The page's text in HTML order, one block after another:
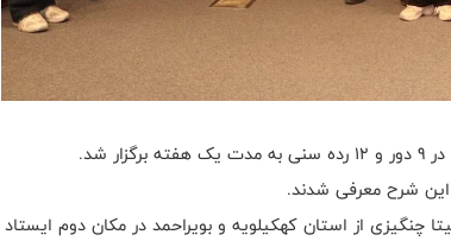
این شرح معرفی شدند.
آناهیتا چنگیزی از استان کهکیلویه و بویراحمد در مکان دوم ایستاد